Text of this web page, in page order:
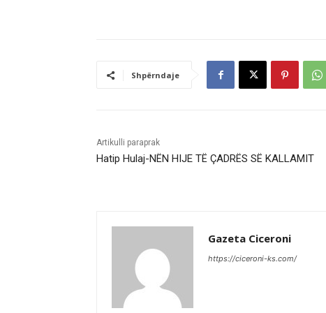
Shpërndaje
Artikulli paraprak
Hatip Hulaj-NËN HIJE TË ÇADRËS SË KALLAMIT
Gazeta Ciceroni
https://ciceroni-ks.com/